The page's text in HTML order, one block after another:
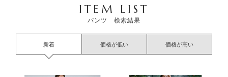
ITEM LIST
パンツ 検索結果
新着 価格が低い 価格が高い